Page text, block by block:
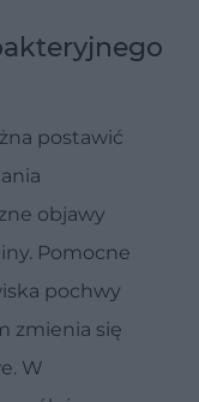
postawić
objawy
Pomocne
pochwy
zmienia się
W